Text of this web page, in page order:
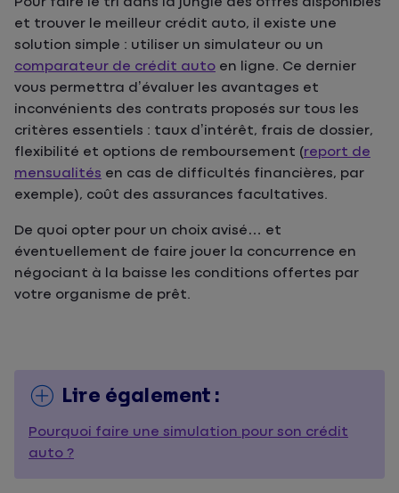
et trouver le meilleur crédit auto, il existe une
solution simple : utiliser un simulateur ou un
comparateur de crédit auto en ligne. Ce dernier
vous permettra d’évaluer les avantages et
inconvénients des contrats proposés sur tous les
critères essentiels : taux d’intérêt, frais de dossier,
flexibilité et options de remboursement (report de
mensualités en cas de difficultés financières, par
exemple), coût des assurances facultatives.
De quoi opter pour un choix avisé… et
éventuellement de faire jouer la concurrence en
négociant à la baisse les conditions offertes par
votre organisme de prêt.
Lire également :
Pourquoi faire une simulation pour son crédit
auto ?